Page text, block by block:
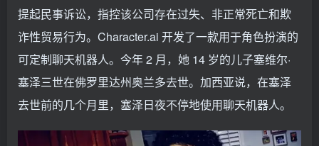
提起民事诉讼，指控该公司存在过失、非正常死亡和欺
诈性贸易行为。Character.ai 开发了一款用于角色扮演的
可定制聊天机器人。今年 2 月，她 14 岁的儿子塞维尔·
塞泽三世在佛罗里达州奥兰多去世。加西亚说，在塞泽
去世前的几个月里，塞泽日夜不停地使用聊天机器人。